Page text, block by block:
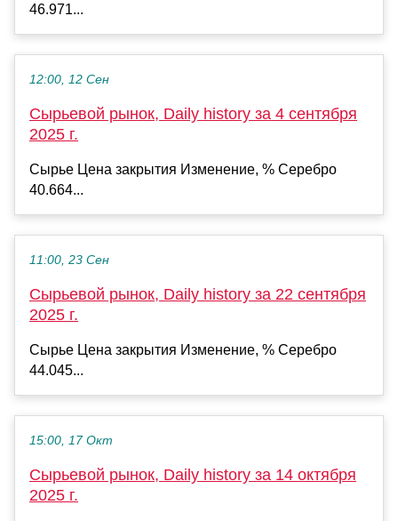
46.971...
12:00, 12 Сен
Сырьевой рынок, Daily history за 4 сентября
2025 г.
Сырье Цена закрытия Изменение, % Серебро
40.664...
11:00, 23 Сен
Сырьевой рынок, Daily history за 22 сентября
2025 г.
Сырье Цена закрытия Изменение, % Серебро
44.045...
15:00, 17 Окт
Сырьевой рынок, Daily history за 14 октября
2025 г.